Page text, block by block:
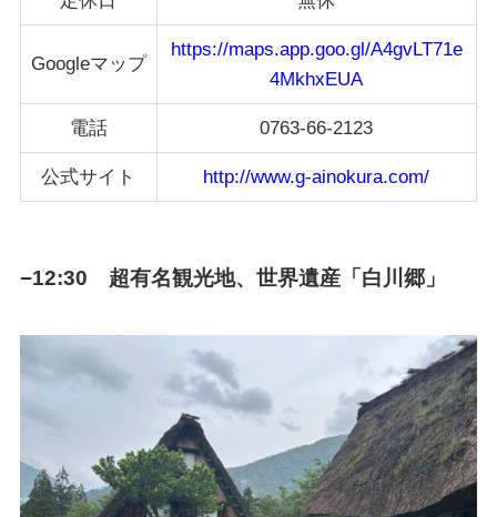
Googleマップ
https://maps.app.goo.gl/A4gvLT71e
4MkhxEUA
電話 0763-66-2123
公式サイト http://www.g-ainokura.com/
−12:30 超有名観光地、世界遺産「白川郷」